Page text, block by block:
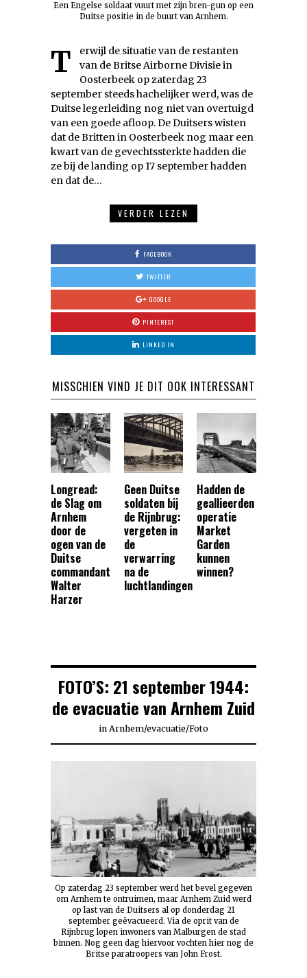
Een Engelse soldaat vuurt met zijn bren-gun op een
Duitse positie in de buurt van Arnhem.
Terwijl de situatie van de restanten
van de Britse Airborne Divisie in
Oosterbeek op zaterdag 23
september steeds hachelijker werd, was de
Duitse legerleiding nog niet van overtuigd
van een goede afloop. De Duitsers wisten
dat de Britten in Oosterbeek nog maar een
kwart van de gevechtssterkte hadden die
ze bij de landing op 17 september hadden
en dat de…
VERDER LEZEN
FACEBOOK
TWITTER
GOOGLE
PINTEREST
LINKED IN
MISSCHIEN VIND JE DIT OOK INTERESSANT
Longread:
de Slag om
Arnhem
door de
ogen van de
Duitse
commandant
Walter
Harzer
Geen Duitse
soldaten bij
de Rijnbrug:
vergeten in
de
verwarring
na de
luchtlandingen
Hadden de
geallieerden
operatie
Market
Garden
kunnen
winnen?
FOTO’S: 21 september 1944:
de evacuatie van Arnhem Zuid
in Arnhem/evacuatie/Foto
Op zaterdag 23 september werd het bevel gegeven
om Arnhem te ontruimen, maar Arnhem Zuid werd
op last van de Duitsers al op donderdag 21
september geëvacueerd. Via de oprit van de
Rijnbrug lopen inwoners van Malburgen de stad
binnen. Nog geen dag hiervoor vochten hier nog de
Britse paratroopers van John Frost.